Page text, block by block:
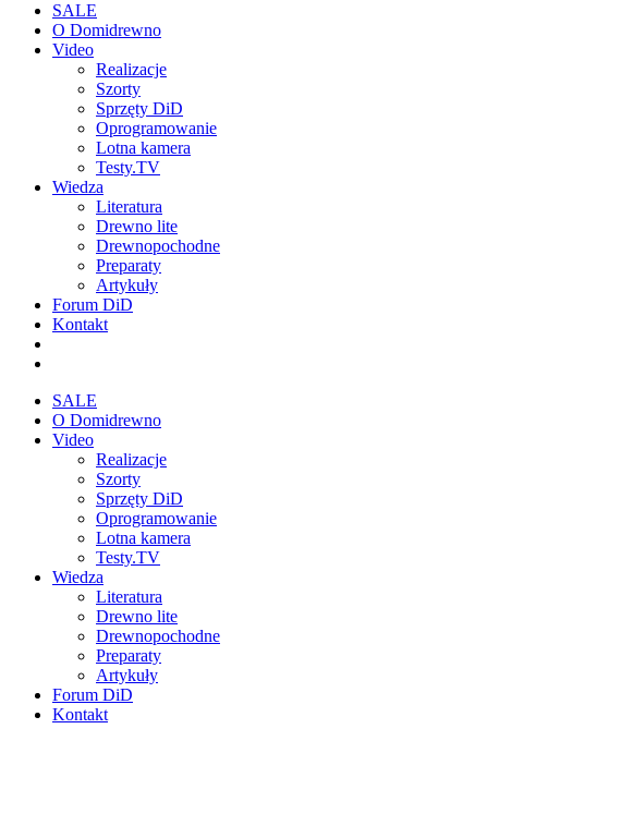
SALE
O Domidrewno
Video
Realizacje
Szorty
Sprzęty DiD
Oprogramowanie
Lotna kamera
Testy.TV
Wiedza
Literatura
Drewno lite
Drewnopochodne
Preparaty
Artykuły
Forum DiD
Kontakt
SALE
O Domidrewno
Video
Realizacje
Szorty
Sprzęty DiD
Oprogramowanie
Lotna kamera
Testy.TV
Wiedza
Literatura
Drewno lite
Drewnopochodne
Preparaty
Artykuły
Forum DiD
Kontakt